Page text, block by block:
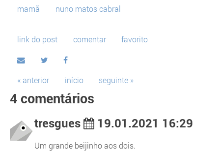
mamã nuno matos cabral
link do post comentar favorito
« anterior início seguinte »
4 comentários
tresgues 19.01.2021 16:29
Um grande beijinho aos dois.